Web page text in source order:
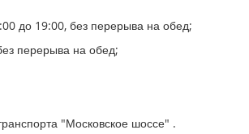
до 19:00, без перерыва на обед;
перерыва на обед;
"Московское шоссе" .